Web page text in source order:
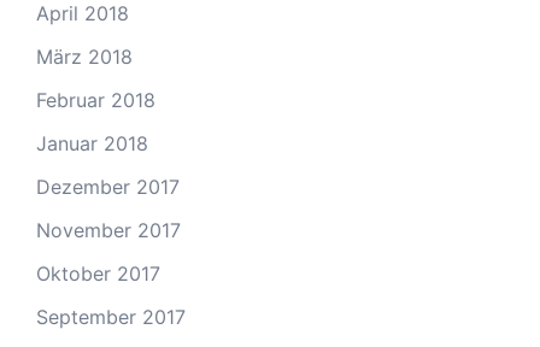
April 2018
März 2018
Februar 2018
Januar 2018
Dezember 2017
November 2017
Oktober 2017
September 2017